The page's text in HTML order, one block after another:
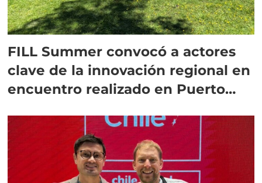
FILL Summer convocó a actores
clave de la innovación regional en
encuentro realizado en Puerto